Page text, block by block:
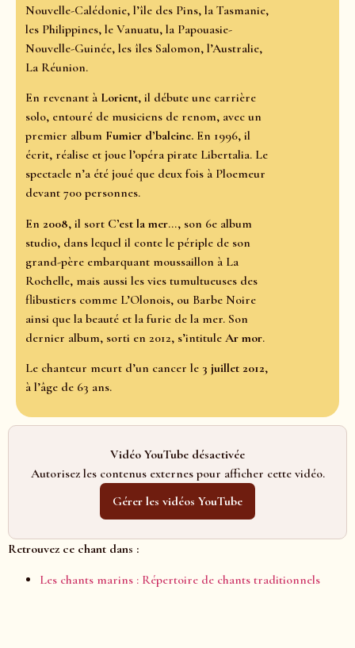
Nouvelle-Calédonie, l’île des Pins, la Tasmanie,
les Philippines, le Vanuatu, la Papouasie-
Nouvelle-Guinée, les îles Salomon, l’Australie,
La Réunion.
En revenant à Lorient, il débute une carrière
solo, entouré de musiciens de renom, avec un
premier album Fumier d’baleine. En 1996, il
écrit, réalise et joue l’opéra pirate Libertalia. Le
spectacle n’a été joué que deux fois à Ploemeur
devant 700 personnes.
En 2008, il sort C’est la mer..., son 6e album
studio, dans lequel il conte le périple de son
grand-père embarquant moussaillon à La
Rochelle, mais aussi les vies tumultueuses des
flibustiers comme L’Olonois, ou Barbe Noire
ainsi que la beauté et la furie de la mer. Son
dernier album, sorti en 2012, s’intitule Ar mor.
Le chanteur meurt d’un cancer le 3 juillet 2012,
à l’âge de 63 ans.
Vidéo YouTube désactivée
Autorisez les contenus externes pour afficher cette vidéo.
Gérer les vidéos YouTube
Retrouvez ce chant dans :
Les chants marins : Répertoire de chants traditionnels